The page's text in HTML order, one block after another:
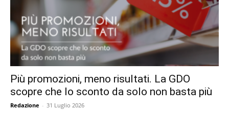
Più promozioni, meno risultati. La GDO
scopre che lo sconto da solo non basta più
Redazione - 31 Luglio 2026